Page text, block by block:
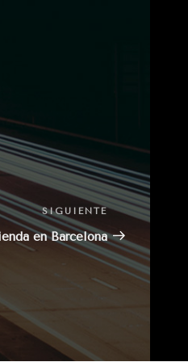
Siguiente
entrada
SIGUIENTE
en Barcelona